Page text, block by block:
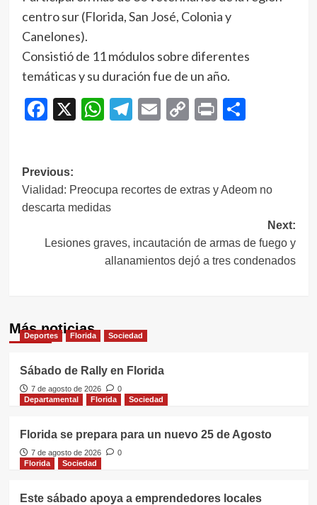
centro sur (Florida, San José, Colonia y
Canelones).
Consistió de 11 módulos sobre diferentes
temáticas y su duración fue de un año.
Facebook
X WhatsApp
Telegram
EmailCopy
Print
Navegación
de
Previous:
Vialidad: Preocupa recortes de extras y Adeom no
descarta medidas
Next:
Lesiones graves, incautación de armas de fuego y
allanamientos dejó a tres condenados
Más noticias
Deportes Florida Sociedad
Sábado de Rally en Florida
7 de agosto de 2026
0
Departamental
Florida Sociedad
Florida se prepara para un nuevo 25 de Agosto
7 de agosto de 2026
0
Florida
Sociedad
Este sábado apoya a emprendedores locales